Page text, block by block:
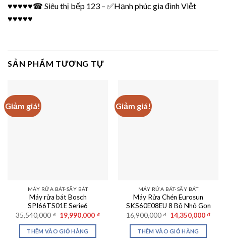
♥♥♥♥♥☎ Siêu thị bếp 123 – ✅Hạnh phúc gia đình Việt
♥♥♥♥♥
SẢN PHẨM TƯƠNG TỰ
Giảm giá!
MÁY RỬA BÁT-SẤY BÁT
Máy rửa bát Bosch
SPI66TS01E Serie6
35,540,000₫ Giá
gốc
là:
35,540,000 ₫.
19,990,000 ₫Giá
THÊM VÀO GIỎ HÀNG
Giảm giá!
MÁY RỬA BÁT-SẤY BÁT
Máy Rửa Chén Eurosun
SKS60E08EU 8 Bộ Nhỏ Gọn
16,900,000₫ Giá
gốc
là:
16,900,000 ₫.
14,350,000 ₫Giá
THÊM VÀO GIỎ HÀNG